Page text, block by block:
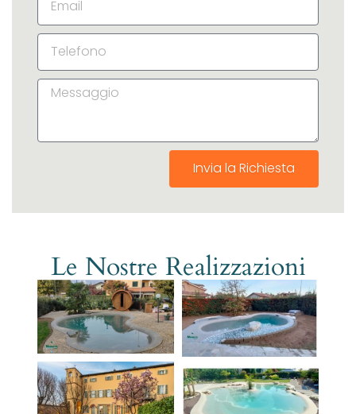
Invia la Richiesta
Le Nostre Realizzazioni